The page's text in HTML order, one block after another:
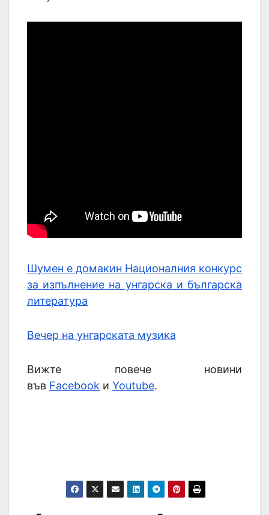
Шумен е домакин Националния конкурс
за изпълнение на унгарска и българска
литература
Вечер на унгарската музика
Вижте повече новини
във Facebook и Youtube.